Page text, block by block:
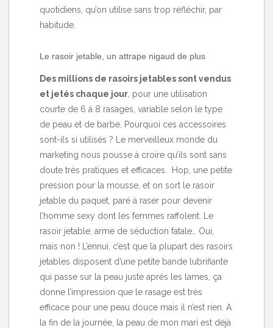
quotidiens, qu’on utilise sans trop réfléchir, par
habitude.
Le rasoir jetable, un attrape nigaud de plus
Des millions de rasoirs jetables sont vendus
et jetés chaque jour , pour une utilisation
courte de 6 à 8 rasages, variable selon le type
de peau et de barbe. Pourquoi ces accessoires
sont-ils si utilisés ? Le merveilleux monde du
marketing nous pousse à croire qu’ils sont sans
doute très pratiques et efficaces. Hop, une petite
pression pour la mousse, et on sort le rasoir
jetable du paquet, paré à raser pour devenir
l’homme sexy dont les femmes raffolent. Le
rasoir jetable, arme de séduction fatale… Oui,
mais non ! L’ennui, c’est que la plupart des rasoirs
jetables disposent d’une petite bande lubrifiante
qui passe sur la peau juste après les lames, ça
donne l’impression que le rasage est très
efficace pour une peau douce mais il n’est rien. A
la fin de la journée, la peau de mon mari est déjà